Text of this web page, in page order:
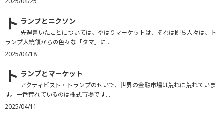
ト ランプとニクソン
先週書いたことについては、やはりマーケットは、それは即ち人々は、ト
ランプ大統領からの色々な「タマ」に...
2025/04/18
ト ランプとマーケット
アクティビスト・トランプのせいで、世界の金融市場は荒れに荒れていま
す。一番荒れているのは株式市場です...
2025/04/11